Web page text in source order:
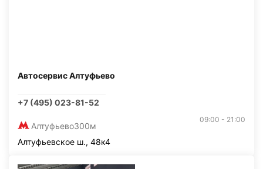
Автосервис Алтуфьево
+7 (495) 023-81-52
Алтуфьево300м
09:00 - 21:00
Алтуфьевское ш., 48к4